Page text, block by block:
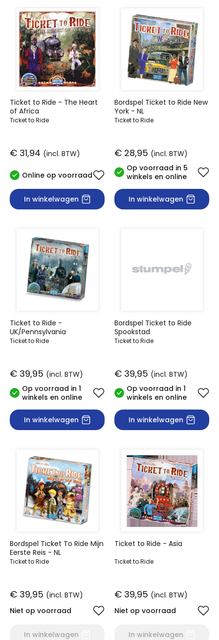
Ticket to Ride - The Heart
of Africa
Ticket to Ride
€ 31,94 (incl. BTW)
Online op voorraad
In winkelwagen
Bordspel Ticket to Ride New
York - NL
Ticket to Ride
€ 28,95 (incl. BTW)
Op voorraad in 5
winkels en online
In winkelwagen
Ticket to Ride -
UK/Pennsylvania
Ticket to Ride
€ 39,95 (incl. BTW)
Op voorraad in 1
winkels en online
In winkelwagen
Bordspel Ticket to Ride
Spookstad
Ticket to Ride
€ 39,95 (incl. BTW)
Op voorraad in 1
winkels en online
In winkelwagen
Bordspel Ticket To Ride Mijn
Eerste Reis - NL
Ticket to Ride
€ 39,95 (incl. BTW)
Niet op voorraad
In winkelwagen
Ticket to Ride - Asia
Ticket to Ride
€ 39,95 (incl. BTW)
Niet op voorraad
In winkelwagen